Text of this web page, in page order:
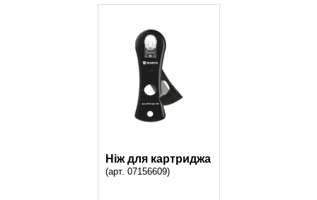
Ніж для картриджа
(арт. 07156609)